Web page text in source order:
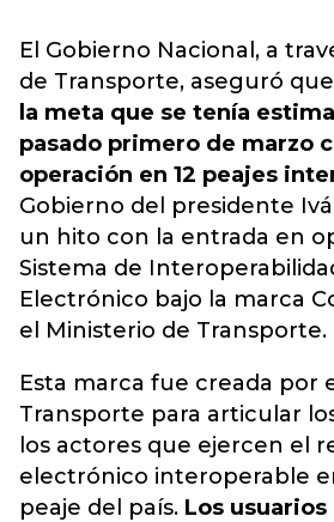
El Gobierno Nacional, a
de Transporte, aseguró que
la meta que se tenía
pasado primero de marzo
operación en 12 peajes
Gobierno del presidente
un hito con la entrada en
Sistema de
Electrónico bajo la marca
el Ministerio de Transporte.
Esta marca fue creada por
Transporte para articular
los actores que ejercen el
electrónico interoperable
peaje del país. Los usuarios